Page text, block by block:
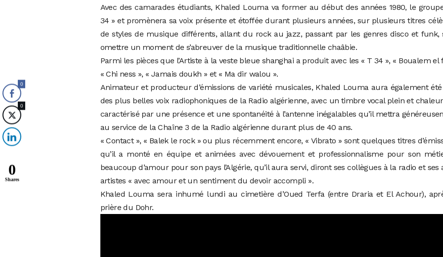
Avec des camarades étudiants, Khaled Louma va former au début des années 1980, le
34 » et promènera sa voix présente et étoffée durant plusieurs années, sur plusieurs titres
de styles de musique différents, allant du rock au jazz, passant par les genres disco et funk,
omettre un moment de s’abreuver de la musique traditionnelle chaâbie.
Parmi les pièces que l’Artiste à la veste bleue shanghai a produit avec les « T 34 », « Boualem el
« Chi ness », « Jamais doukh » et « Ma dir walou ».
Animateur et producteur d’émissions de variété musicales, Khaled Louma aura également
des plus belles voix radiophoniques de la Radio algérienne, avec un timbre vocal plein et
caractérisé par une présence et une spontanéité à l’antenne inégalables qu’il mettra
au service de la Chaîne 3 de la Radio algérienne durant plus de 40 ans.
« Contact », « Balek le rock » ou plus récemment encore, « Vibrato » sont quelques titres
qu’il a monté en équipe et animées avec dévouement et professionnalisme pour son
beaucoup d’amour pour son pays l’Algérie, qu’il aura servi, diront ses collègues à la radio et ses
artistes « avec amour et un sentiment du devoir accompli ».
Khaled Louma sera inhumé lundi au cimetière d’Oued Terfa (entre Draria et El Achour),
prière du Dohr.
0
0
0
Shares